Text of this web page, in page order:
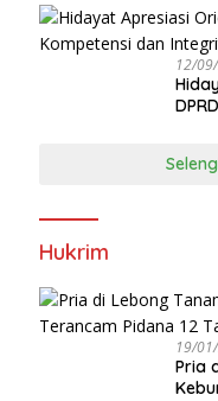
12/
Hukrim
19/
Pria